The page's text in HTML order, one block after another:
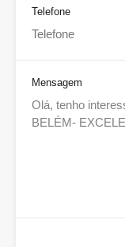
Telefone
Mensagem